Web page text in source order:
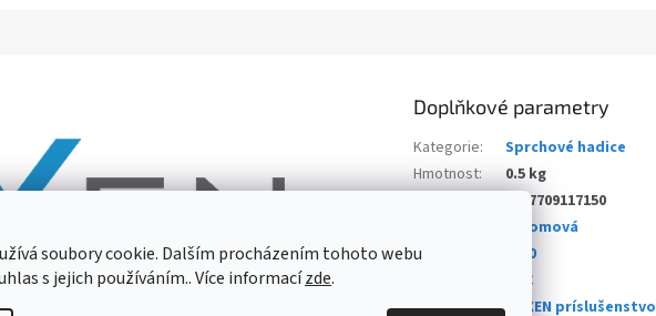
soubory cookie. Dalším procházením tohoto webu
s jejich používáním.. Více informacízde.
Doplňkové parametry
Kategorie:
Sprchové hadice
Hmotnost:
0.5 kg
5907709117150
chromová
Délka
1750
PVC
Série:
MEXEN príslušenstvo